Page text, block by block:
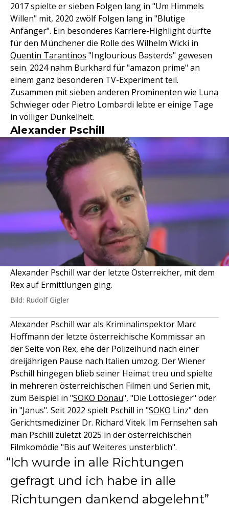
2017 spielte er sieben Folgen lang in "Um Himmels
Willen" mit, 2020 zwölf Folgen lang in "Blutige
Anfänger". Ein besonderes Karriere-Highlight dürfte
für den Münchener die Rolle des Wilhelm Wicki in
Quentin Tarantinos "Inglourious Basterds" gewesen
sein. 2024 nahm Burkhard für "amazon prime" an
einem ganz besonderen TV-Experiment teil.
Zusammen mit sieben anderen Prominenten wie Luna
Schwieger oder Pietro Lombardi lebte er einige Tage
in völliger Dunkelheit.
Alexander Pschill
Alexander Pschill war der letzte Österreicher, mit dem
Rex auf Ermittlungen ging.
Bild: Rudolf Gigler
Alexander Pschill war als Kriminalinspektor Marc
Hoffmann der letzte österreichische Kommissar an
der Seite von Rex, ehe der Polizeihund nach einer
dreijährigen Pause nach Italien umzog. Der Wiener
Pschill hingegen blieb seiner Heimat treu und spielte
in mehreren österreichischen Filmen und Serien mit,
zum Beispiel in "SOKO Donau", "Die Lottosieger" oder
in "Janus". Seit 2022 spielt Pschill in "SOKO Linz" den
Gerichtsmediziner Dr. Richard Vitek. Im Fernsehen sah
man Pschill zuletzt 2025 in der österreichischen
Filmkomödie "Bis auf Weiteres unsterblich".
Ich wurde in alle Richtungen
gefragt und ich habe in alle
Richtungen dankend abgelehnt